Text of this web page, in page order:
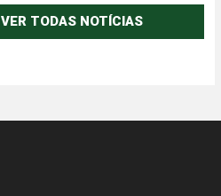
VER TODAS NOTÍCIAS